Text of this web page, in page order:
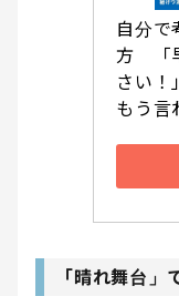
自分で
方　「
さい！
もう
「晴れ舞台」